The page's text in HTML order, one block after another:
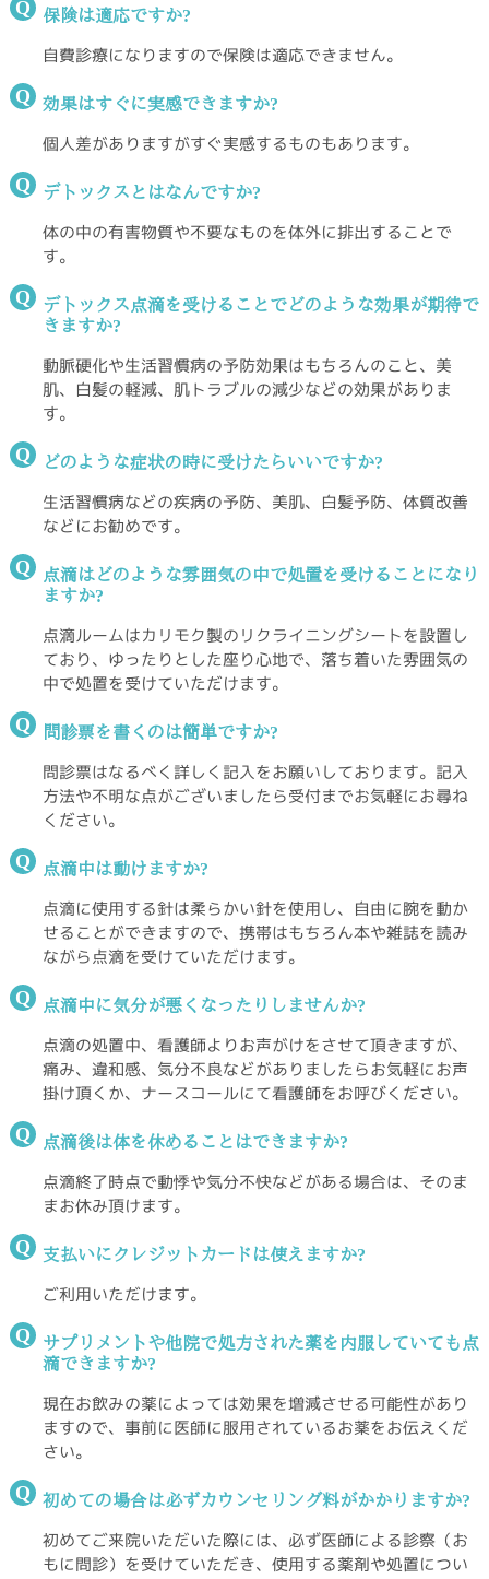
Q 保険は適応ですか?
自費診療になりますので保険は適応できません。
Q 効果はすぐに実感できますか?
個人差がありますがすぐ実感するものもあります。
Q デトックスとはなんですか?
体の中の有害物質や不要なものを体外に排出することで
す。
Q
デトックス点滴を受けることでどのような効果が期待で
きますか?
動脈硬化や生活習慣病の予防効果はもちろんのこと、美
肌、白髪の軽減、肌トラブルの減少などの効果がありま
す。
Q どのような症状の時に受けたらいいですか?
生活習慣病などの疾病の予防、美肌、白髪予防、体質改善
などにお勧めです。
Q
点滴はどのような雰囲気の中で処置を受けることになり
ますか?
点滴ルームはカリモク製のリクライニングシートを設置し
ており、ゆったりとした座り心地で、落ち着いた雰囲気の
中で処置を受けていただけます。
Q 問診票を書くのは簡単ですか?
問診票はなるべく詳しく記入をお願いしております。記入
方法や不明な点がございましたら受付までお気軽にお尋ね
ください。
Q 点滴中は動けますか?
点滴に使用する針は柔らかい針を使用し、自由に腕を動か
せることができますので、携帯はもちろん本や雑誌を読み
ながら点滴を受けていただけます。
Q 点滴中に気分が悪くなったりしませんか?
点滴の処置中、看護師よりお声がけをさせて頂きますが、
痛み、違和感、気分不良などがありましたらお気軽にお声
掛け頂くか、ナースコールにて看護師をお呼びください。
Q 点滴後は体を休めることはできますか?
点滴終了時点で動悸や気分不快などがある場合は、そのま
まお休み頂けます。
Q 支払いにクレジットカードは使えますか?
ご利用いただけます。
Q
サプリメントや他院で処方された薬を内服していても点
滴できますか?
現在お飲みの薬によっては効果を増減させる可能性があり
ますので、事前に医師に服用されているお薬をお伝えくだ
さい。
Q 初めての場合は必ずカウンセリング料がかかりますか?
初めてご来院いただいた際には、必ず医師による診察（お
もに問診）を受けていただき、使用する薬剤や処置につい